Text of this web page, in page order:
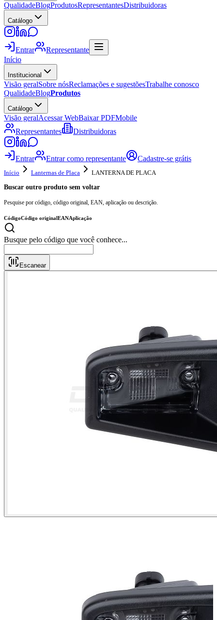
QualidadeBlogProdutosRepresentantesDistribuidoras
Catálogo
Entrar
Representante
Início
Institucional
Visão geralSobre nósReclamações e sugestõesTrabalhe conosco
QualidadeBlogProdutos
Catálogo
Visão geralAcessar WebBaixar PDFMobile
Representantes
Distribuidoras
Entrar Entrar como representante Cadastre-se grátis
Início Lanternas de Placa
LANTERNA DE PLACA
Buscar outro produto sem voltar
Pesquise por código, código original, EAN, aplicação ou descrição.
CódigoCódigo originalEANAplicação
Busque pelo código que você conhec
Escanear